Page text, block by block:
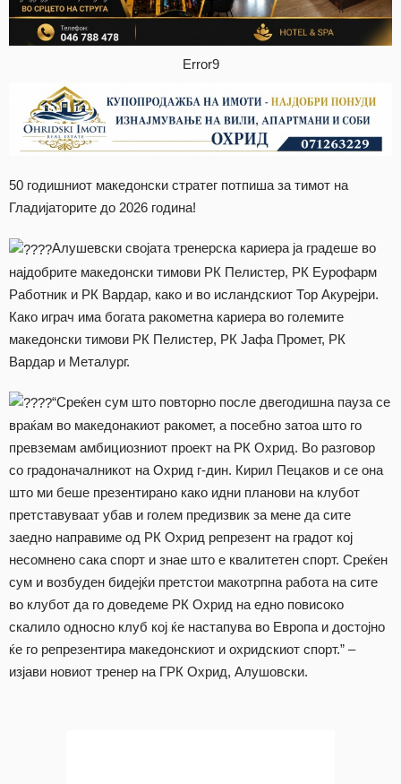
Error9
50 годишниот македонски стратег потпиша за тимот на
Гладијаторите до 2026 година!
Алушевски својата тренерска кариера ја градеше во
најдобрите македонски тимови РК Пелистер, РК Еурофарм
Работник и РК Вардар, како и во исландскиот Тор Акурејри.
Како играч има богата ракометна кариера во големите
македонски тимови РК Пелистер, РК Јафа Промет, РК
Вардар и Металург.
“Среќен сум што повторно после двегодишна пауза се
враќам во македонакиот ракомет, а посебно затоа што го
превземам амбициозниот проект на РК Охрид. Во разговор
со градоначалникот на Охрид г-дин. Кирил Пецаков и се она
што ми беше презентирано како идни планови на клубот
претставуваат убав и голем предизвик за мене да сите
заедно направиме од РК Охрид репрезент на градот кој
несомнено сака спорт и знае што е квалитетен спорт. Среќен
сум и возбуден бидејќи претстои макотрпна работа на сите
во клубот да го доведеме РК Охрид на едно повисоко
скалило односно клуб кој ќе настапува во Европа и достојно
ќе го репрезентира македонскиот и охридскиот спорт.” –
изјави новиот тренер на ГРК Охрид, Алушовски.